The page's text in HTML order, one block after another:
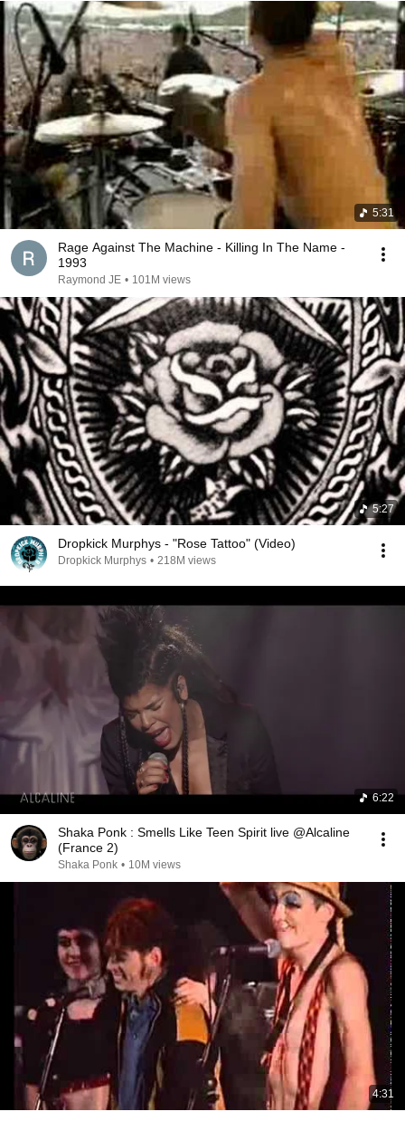
5:31
Rage Against The Machine - Killing In The Name -
1993
Raymond JE • 101M views
5:27
Dropkick Murphys - "Rose Tattoo" (Video)
Dropkick Murphys • 218M views
6:22
Shaka Ponk : Smells Like Teen Spirit live @Alcaline
(France 2)
Shaka Ponk • 10M views
4:31